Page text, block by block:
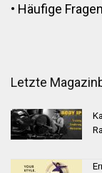
• Häufige
Letzte